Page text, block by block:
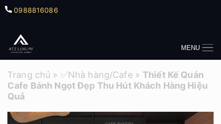
0988816086
MENU
Trang chủ » ✅Nhà hàng/Cafe» Thiết Kế Quán
Cafe Bánh Ngọt Đẹp Thu Hút Khách Hàng Hiệu
Quả